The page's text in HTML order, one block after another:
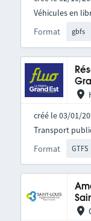
Format gbfs
Véhicules en
créé le 03/01/
Format GTFS
Transport